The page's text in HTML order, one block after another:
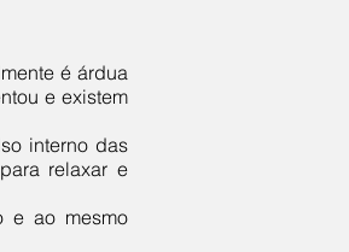
é árdua
e existem
interno das
relaxar e
e ao mesmo